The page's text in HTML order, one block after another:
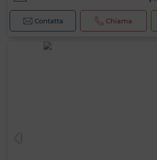
Contatta Chiama